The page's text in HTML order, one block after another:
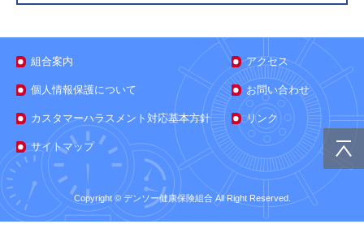
組合案内 アクセス
個人情報保護について お問い合わせ
カスタマーハラスメント対応基本方針 リンク
サイトマップ
Copyright © デンソー健康保険組合 All Right Reserved.